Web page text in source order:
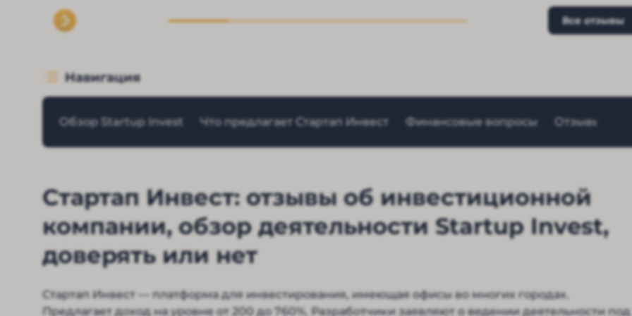
чтобы мозг запудрить
неопытным
Вложения вернуть не
собственные тоже.
Все отзывы
Навигация
Обзор Startup Invest Что предлагает Стартап Инвест Финансовые вопросы Отзывы о
Стартап Инвест: отзывы об инвестиционной
компании, обзор деятельности Startup Invest,
доверять или нет
Стартап Инвест — платформа для инвестирования, имеющая офисы во многих городах.
Предлагает доход на уровне от 200 до 760%. Разработчики заявляют о ведении деятельности под